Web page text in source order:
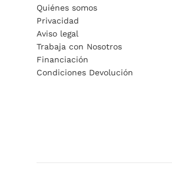
Quiénes somos
Privacidad
Aviso legal
Trabaja con Nosotros
Financiación
Condiciones Devolución